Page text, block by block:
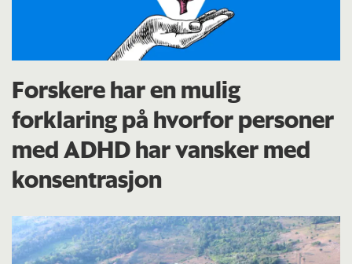
Forskere har en mulig
forklaring på hvorfor personer
med ADHD har vansker med
konsentrasjon